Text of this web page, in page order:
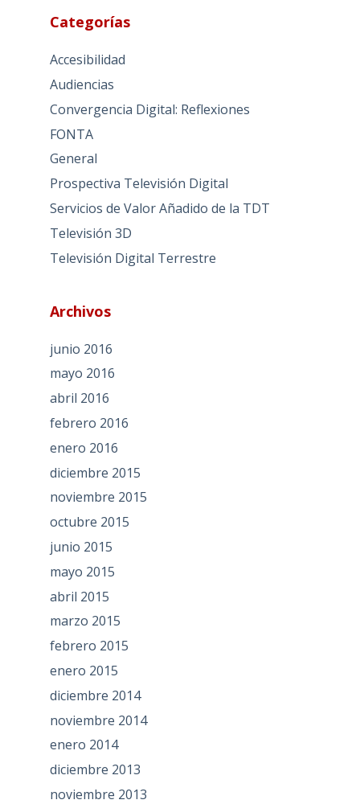
Categorías
Accesibilidad
Audiencias
Convergencia Digital: Reflexiones
FONTA
General
Prospectiva Televisión Digital
Servicios de Valor Añadido de la TDT
Televisión 3D
Televisión Digital Terrestre
Archivos
junio 2016
mayo 2016
abril 2016
febrero 2016
enero 2016
diciembre 2015
noviembre 2015
octubre 2015
junio 2015
mayo 2015
abril 2015
marzo 2015
febrero 2015
enero 2015
diciembre 2014
noviembre 2014
enero 2014
diciembre 2013
noviembre 2013